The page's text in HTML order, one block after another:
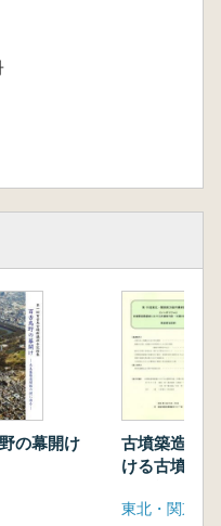
る対倭交渉の動向
様態と性格
の動向
の様態と性格
鮮半島交渉の様態
として
にみられる朝鮮
築造の歴史的背
よる対朝鮮半島
の幕開け
古墳築造周
ける古墳時
係